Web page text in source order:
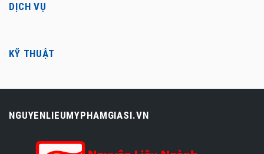
DỊCH VỤ
KỸ THUẬT
NGUYENLIEUMYPHAMGIASI.VN